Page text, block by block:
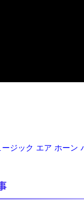
飛行
り屋やお煽り運転な
に入院中のオレのオ
いう無茶に踏み切っ
新しい仕事観
像の数々！！
ジック エア ホーン